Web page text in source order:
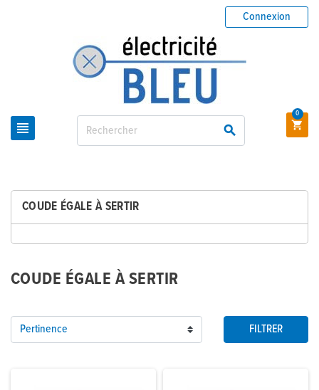
 
Connexion

0
COUDE ÉGALE À SERTIR
COUDE ÉGALE À SERTIR
Pertinence FILTRER